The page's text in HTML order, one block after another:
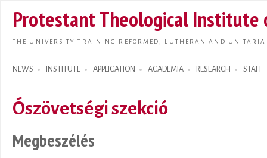
main
Protestant Theological Institute
THE UNIVERSITY TRAINING REFORMED, LUTHERAN AND
NEWS INSTITUTE APPLICATION ACADEMIA RESEARCH STAFF
Search form
Ószövetségi szekció
Megbeszélés